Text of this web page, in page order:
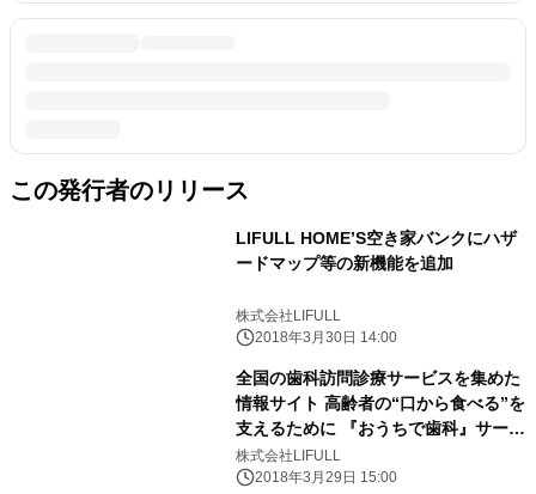
この発行者のリリース
LIFULL HOME’S空き家バンクにハザ
ードマップ等の新機能を追加
株式会社LIFULL
2018年3月30日 14:00
全国の歯科訪問診療サービスを集めた
情報サイト 高齢者の“口から食べる”を
支えるために 『おうちで歯科』サービ
ス開始
株式会社LIFULL
2018年3月29日 15:00